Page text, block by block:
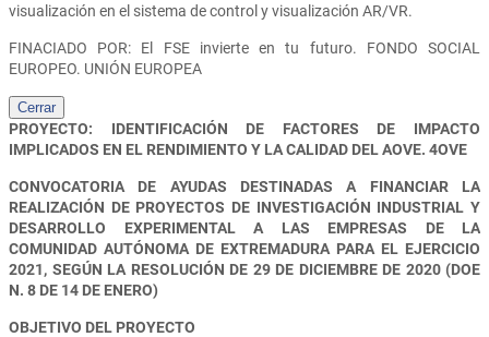
visualización en el sistema de control y visualización AR/VR.
FINACIADO POR: El FSE invierte en tu futuro. FONDO SOCIAL
EUROPEO. UNIÓN EUROPEA
Cerrar
PROYECTO: IDENTIFICACIÓN DE FACTORES DE IMPACTO
IMPLICADOS EN EL RENDIMIENTO Y LA CALIDAD DEL AOVE. 4OVE
CONVOCATORIA DE AYUDAS DESTINADAS A FINANCIAR LA
REALIZACIÓN DE PROYECTOS DE INVESTIGACIÓN INDUSTRIAL Y
DESARROLLO EXPERIMENTAL A LAS EMPRESAS DE LA
COMUNIDAD AUTÓNOMA DE EXTREMADURA PARA EL EJERCICIO
2021, SEGÚN LA RESOLUCIÓN DE 29 DE DICIEMBRE DE 2020 (DOE
N. 8 DE 14 DE ENERO)
OBJETIVO DEL PROYECTO